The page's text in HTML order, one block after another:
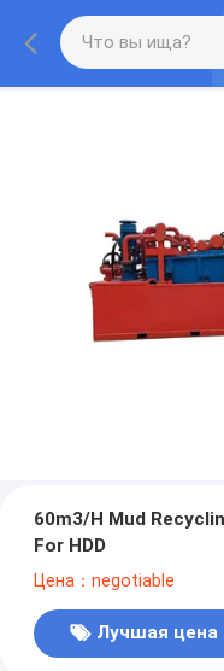
60m3/H Mud
For HDD
Цена：negotiable
Лучшая цена